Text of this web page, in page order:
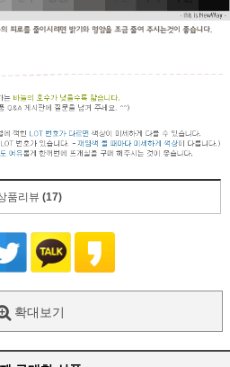
품리뷰 (17)
확대보기